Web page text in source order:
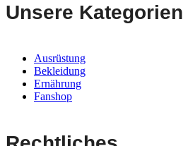
Unsere Kategorien
Ausrüstung
Bekleidung
Ernährung
Fanshop